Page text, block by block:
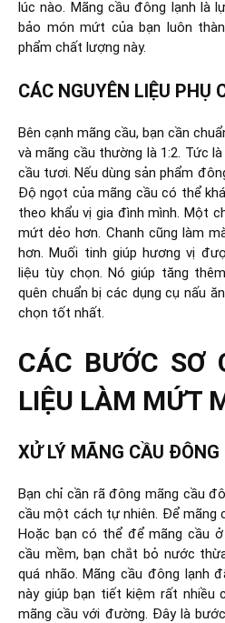
lúc nào. Mãng cầu đông lạnh là
bảo món mứt của bạn luôn
phẩm chất lượng này.
CÁC NGUYÊN LIỆU PHỤ
Bên cạnh mãng cầu, bạn cần
và mãng cầu thường là 1:2. Tức
cầu tươi. Nếu dùng sản phẩm
Độ ngọt của mãng cầu có thể
theo khẩu vị gia đình mình. Một
mứt dẻo hơn. Chanh cũng làm
hơn. Muối tinh giúp hương vị
liệu tùy chọn. Nó giúp tăng
quên chuẩn bị các dụng cụ nấu
chọn tốt nhất.
CÁC BƯỚC SƠ
LIỆU LÀM MỨT
XỬ LÝ MÃNG CẦU ĐÔNG
Bạn chỉ cần rã đông mãng cầu
cầu một cách tự nhiên. Để mãng
Hoặc bạn có thể để mãng cầu
cầu mềm, bạn chắt bỏ nước
quá nhão. Mãng cầu đông lạnh
này giúp bạn tiết kiệm rất nhiều
mãng cầu với đường. Đây là